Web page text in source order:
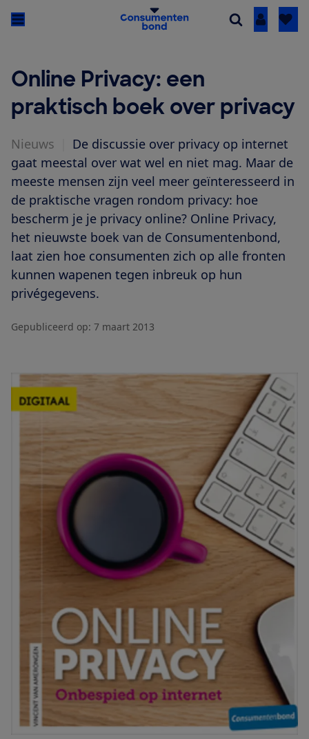
Inloggen
Online Privacy: een
praktisch boek over privacy
Nieuws
De discussie over privacy op internet
gaat meestal over wat wel en niet mag. Maar de
meeste mensen zijn veel meer geïnteresseerd in
de praktische vragen rondom privacy: hoe
bescherm je je privacy online? Online Privacy,
het nieuwste boek van de Consumentenbond,
laat zien hoe consumenten zich op alle fronten
kunnen wapenen tegen inbreuk op hun
privégegevens.
Gepubliceerd op: 7 maart 2013